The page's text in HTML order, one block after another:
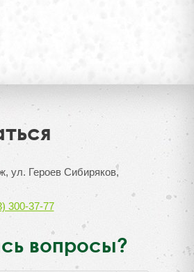
ул. Героев Сибиряков,
300-37-77
вопросы?